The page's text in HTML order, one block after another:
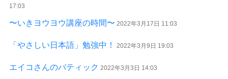
17:03
〜いきヨウヨウ講座の時間〜 2022年3月17日 11:03
「やさしい日本語」勉強中！ 2022年3月9日 19:03
エイコさんのバティック 2022年3月3日 14:03